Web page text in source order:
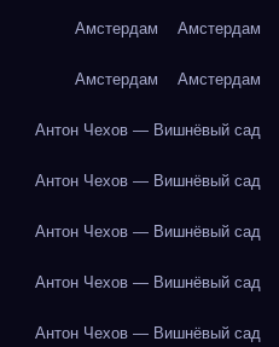
Амстердам Амстердам
Амстердам Амстердам
Антон Чехов — Вишнёвый сад
Антон Чехов — Вишнёвый сад
Антон Чехов — Вишнёвый сад
Антон Чехов — Вишнёвый сад
Антон Чехов — Вишнёвый сад